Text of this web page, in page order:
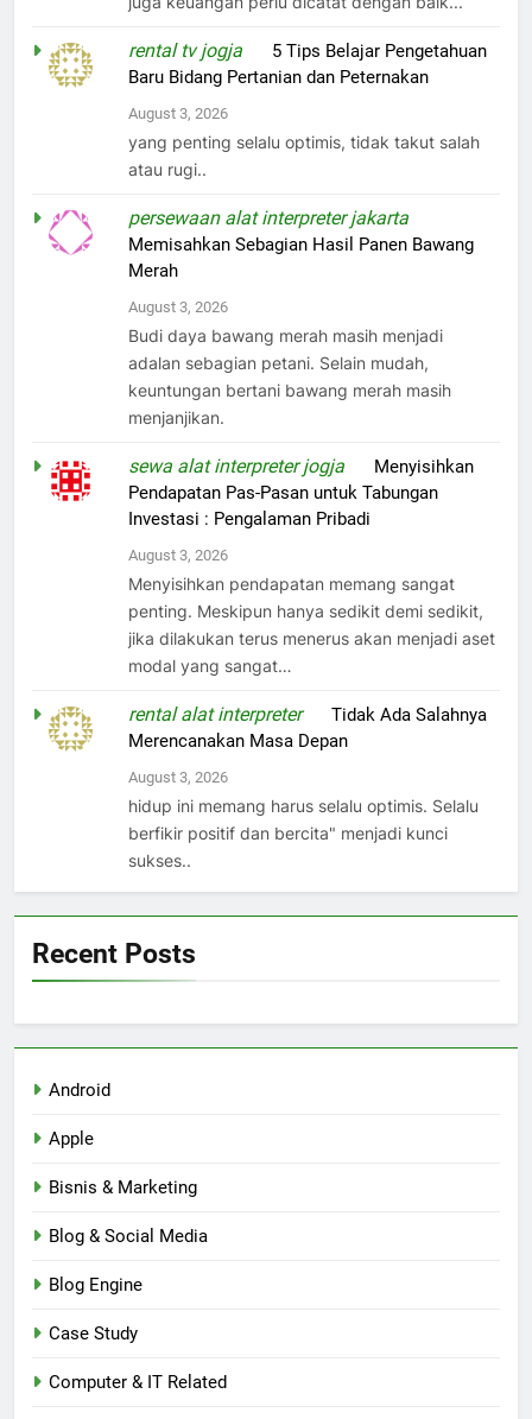
rental tv jogja
5 Tips Belajar Pengetahuan
Baru Bidang Pertanian dan Peternakan
August 3, 2026
yang penting selalu optimis, tidak takut salah
atau rugi..
persewaan alat interpreter jakarta
Memisahkan Sebagian Hasil Panen Bawang
Merah
August 3, 2026
Budi daya bawang merah masih menjadi
adalan sebagian petani. Selain mudah,
keuntungan bertani bawang merah masih
menjanjikan.
sewa alat interpreter jogja
Menyisihkan
Pendapatan Pas-Pasan untuk Tabungan
Investasi : Pengalaman Pribadi
August 3, 2026
Menyisihkan pendapatan memang sangat
penting. Meskipun hanya sedikit demi sedikit,
jika dilakukan terus menerus akan menjadi aset
modal yang sangat…
rental alat interpreteronTidak Ada Salahnya
Merencanakan Masa Depan
August 3, 2026
hidup ini memang harus selalu optimis. Selalu
berfikir positif dan bercita" menjadi kunci
sukses..
Recent Posts
Android
Apple
Bisnis & Marketing
Blog & Social Media
Blog Engine
Case Study
Computer & IT Related